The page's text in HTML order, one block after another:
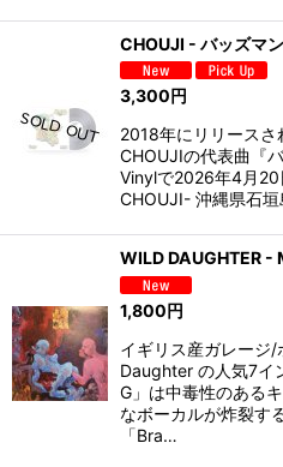
CHOUJI - バッズマン
3,300 円
2018年にリリースさ
CHOUJIの代表曲『
Vinylで2026年4月
CHOUJI- 沖縄県石
WILD DAUGHTER -
1,800円
イギリス産ガレージ
Daughter の人気7イ
G」は中毒性のある
なボーカルが炸裂す
「Bra…